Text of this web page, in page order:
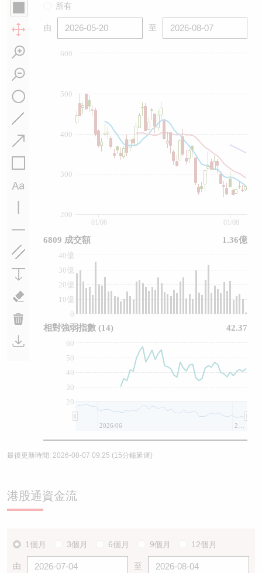
所有
由 至
200
300
400
500
600
0
10億
20億
30億
40億
20
30
40
50
60
01/06 01/08
2026/06
6809 成交額 1.36億
相對強弱指數 (14) 42.37
最後更新時間: 2026-08-07 09:25 (15分鐘延遲)
港股通資金流
1個月 3個月 6個月 9個月 12個月
由 至